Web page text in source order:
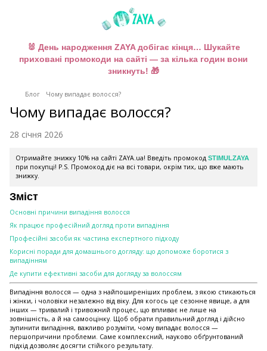
🐰 День народження ZAYA добігає кінця… Шукайте
приховані промокоди на сайті — за кілька годин вони
зникнуть! 🎁
Блог Чому випадає волосся?
Чому випадає волосся?
28 січня 2026
Отримайте знижку 10% на сайті ZAYA.ua! Введіть промокод STIMULZAYA
при покупці! P.S. Промокод діє на всі товари, окрім тих, що вже мають
знижку.
Зміст
Основні причини випадіння волосся
Як працює професійний догляд проти випадіння
Професійні засоби як частина експертного підходу
Корисні поради для домашнього догляду: що допоможе боротися з
випадінням
Де купити ефективні засоби для догляду за волоссям
Випадіння волосся — одна з найпоширеніших проблем, з якою стикаються
і жінки, і чоловіки незалежно від віку. Для когось це сезонне явище, а для
інших — тривалий і тривожний процес, що впливає не лише на
зовнішність, а й на самооцінку. Щоб обрати правильний догляд і дійсно
зупинити випадіння, важливо розуміти, чому випадає волосся —
першопричини проблеми. Саме комплексний, науково обґрунтований
підхід дозволяє досягти стійкого результату.